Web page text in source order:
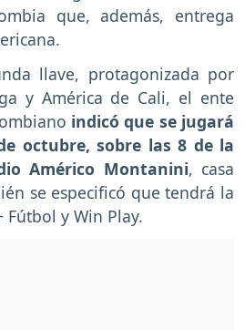
que, además, entrega
llave, protagonizada por
y América de Cali, el ente
indicó que se jugará
octubre, sobre las 8 de la
Américo Montanini, casa
se especificó que tendrá la
y Win Play.